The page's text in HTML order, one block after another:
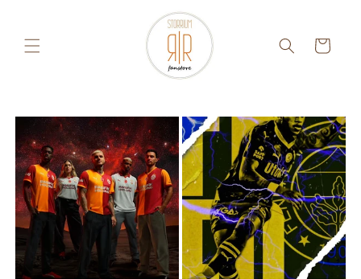
Warenkorb